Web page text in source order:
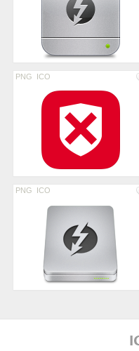
PNG ICO
PNG ICO